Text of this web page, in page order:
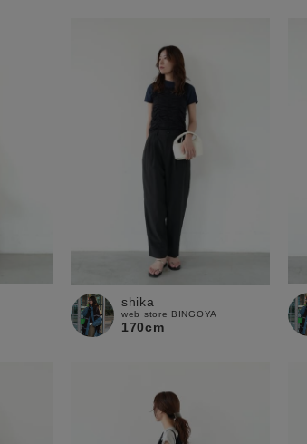
shika
web store BINGOYA
170cm